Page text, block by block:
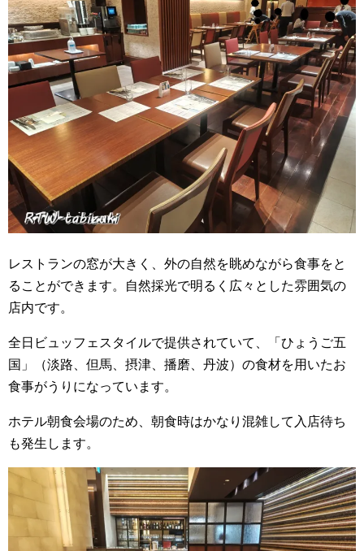
レストランの窓が大きく、外の自然を眺めながら食事をと
ることができます。自然採光で明るく広々とした雰囲気の
店内です。
全日ビュッフェスタイルで提供されていて、「ひょうご五
国」（淡路、但馬、摂津、播磨、丹波）の食材を用いたお
食事がうりになっています。
ホテル朝食会場のため、朝食時はかなり混雑して入店待ち
も発生します。